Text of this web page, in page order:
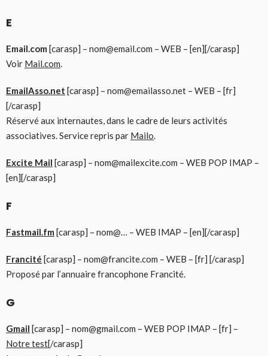
E
Email.com [carasp] – nom@email.com – WEB – [en][/carasp]
Voir Mail.com.
EmailAsso.net [carasp] – nom@emailasso.net – WEB – [fr]
[/carasp]
Réservé aux internautes, dans le cadre de leurs activités
associatives. Service repris par Mailo.
Excite Mail [carasp] – nom@mailexcite.com – WEB POP IMAP –
[en][/carasp]
F
Fastmail.fm [carasp] – nom@… – WEB IMAP – [en][/carasp]
Francité [carasp] – nom@francite.com – WEB – [fr] [/carasp]
Proposé par l’annuaire francophone Francité.
G
Gmail [carasp] – nom@gmail.com – WEB POP IMAP – [fr] –
Notre test[/carasp]